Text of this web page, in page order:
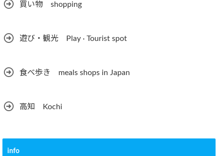
買い物 shopping
遊び・観光 Play · Tourist spot
食べ歩き meals shops in Japan
高知 Kochi
info